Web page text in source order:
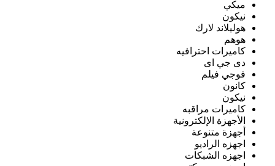
ميكي
نيكون
هوليلاند لارك
هوهم
كاميرات احترافيه
دى جي اى
فوجي فيلم
كانون
نيكون
كاميرات مراقبه
الأجهزة الإلكترونية
أجهزة متنوعة
اجهزه الراديو
اجهزه الشبكات